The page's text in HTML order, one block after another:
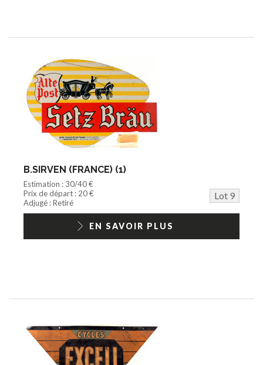
B.SIRVEN (FRANCE) (1)
Estimation : 30/40 €
Prix de départ : 20 €
Lot 9
Adjugé : Retiré
EN SAVOIR PLUS